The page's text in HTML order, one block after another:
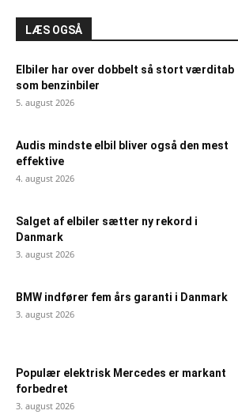
LÆS OGSÅ
Elbiler har over dobbelt så stort værditab
som benzinbiler
5. august 2026
Audis mindste elbil bliver også den mest
effektive
4. august 2026
Salget af elbiler sætter ny rekord i
Danmark
3. august 2026
BMW indfører fem års garanti i Danmark
3. august 2026
Populær elektrisk Mercedes er markant
forbedret
3. august 2026